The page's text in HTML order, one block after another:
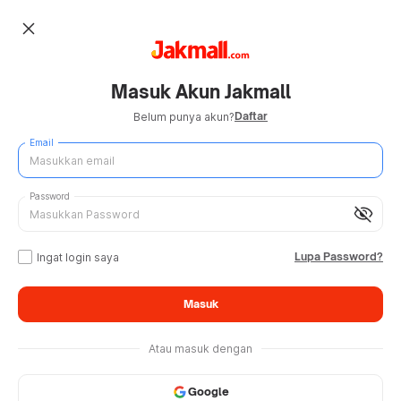
close
Masuk Akun Jakmall
Belum punya akun?Daftar
Email
visibility_off
Password
Ingat login saya Lupa Password?
Masuk
Atau masuk dengan
Google